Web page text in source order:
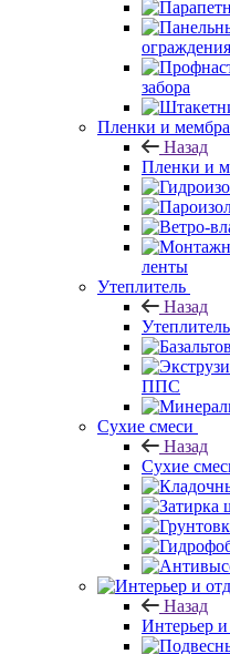
ограждения
забора
Пленки и
Назад
Пленки и
ленты
Утеплитель
Назад
Утеплитель
ППС
Сухие смеси
Назад
Сухие
Назад
Интерьер и